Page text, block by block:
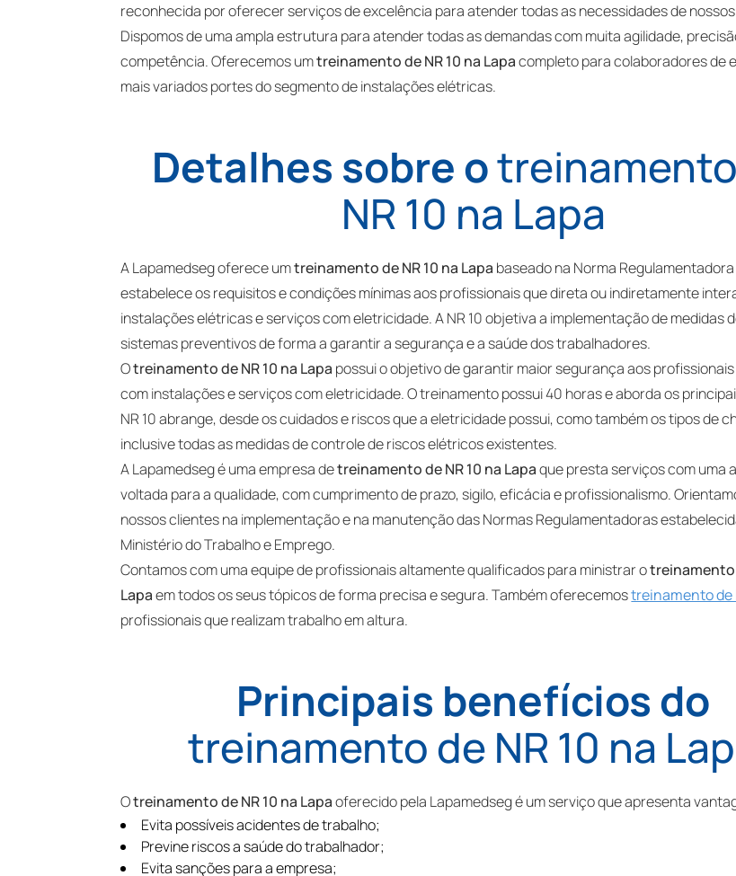
reconhecida por oferecer serviços de excelência para atender todas as necessidades de
Dispomos de uma ampla estrutura para atender todas as demandas com muita agilidade,
competência. Oferecemos umtreinamento de NR 10 na Lapacompleto para colaboradores de
mais variados portes do segmento de instalações elétricas.
Detalhes sobre o
NR 10 na Lapa
A Lapamedseg oferece umtreinamento de NR 10 na Lapa baseado na Norma Regulamentadora
estabelece os requisitos e condições mínimas aos profissionais que direta ou indiretamente
instalações elétricas e serviços com eletricidade. A NR 10 objetiva a implementação de medidas
sistemas preventivos de forma a garantir a segurança e a saúde dos trabalhadores.
Otreinamento de NR 10 na Lapa possui o objetivo de garantir maior segurança aos
com instalações e serviços com eletricidade. O treinamento possui 40 horas e aborda os
NR 10 abrange, desde os cuidados e riscos que a eletricidade possui, como também os tipos de
inclusive todas as medidas de controle de riscos elétricos existentes.
A Lapamedseg é uma empresa detreinamento de NR 10 na Lapaque presta serviços com uma
voltada para a qualidade, com cumprimento de prazo, sigilo, eficácia e profissionalismo.
nossos clientes na implementação e na manutenção das Normas Regulamentadoras
Ministério do Trabalho e Emprego.
Contamos com uma equipe de profissionais altamente qualificados para ministrar otreinamento
Lapaem todos os seus tópicos de forma precisa e segura. Também oferecemostreinamento de
profissionais que realizam trabalho em altura.
Principais benefícios do
treinamento de NR 10 na
Otreinamento de NR 10 na Lapaoferecido pela Lapamedseg é um serviço que apresenta
Evita possíveis acidentes de trabalho;
Previne riscos a saúde do trabalhador;
Evita sanções para a empresa;